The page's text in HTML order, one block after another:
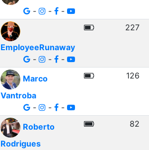
-
- -
EmployeeRunaway
-
- -
227
Marco
Vantroba
-
- -
126
Roberto
Rodrigues
82